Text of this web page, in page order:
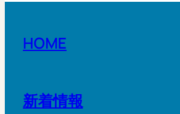
HOME
新着情報